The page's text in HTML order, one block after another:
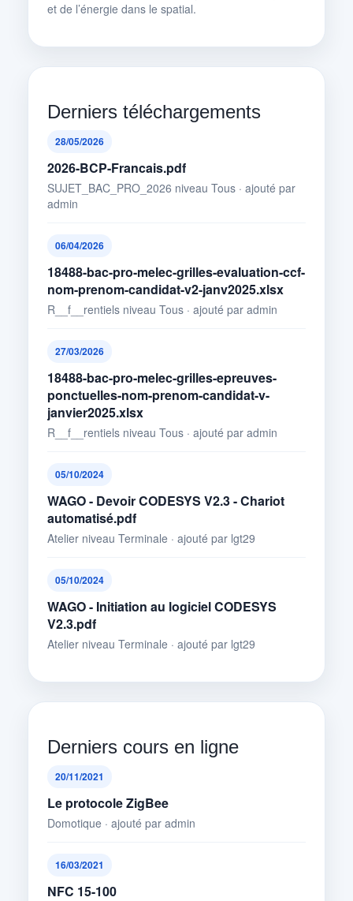
et de l’énergie dans le spatial.
Derniers téléchargements
28/05/2026
2026-BCP-Francais.pdf
SUJET_BAC_PRO_2026 niveau Tous · ajouté par
admin
06/04/2026
18488-bac-pro-melec-grilles-evaluation-ccf-
nom-prenom-candidat-v2-janv2025.xlsx
R__f__rentiels niveau Tous · ajouté par admin
27/03/2026
18488-bac-pro-melec-grilles-epreuves-
ponctuelles-nom-prenom-candidat-v-
janvier2025.xlsx
R__f__rentiels niveau Tous · ajouté par admin
05/10/2024
WAGO - Devoir CODESYS V2.3 - Chariot
automatisé.pdf
Atelier niveau Terminale · ajouté par lgt29
05/10/2024
WAGO - Initiation au logiciel CODESYS
V2.3.pdf
Atelier niveau Terminale · ajouté par lgt29
Derniers cours en ligne
20/11/2021
Le protocole ZigBee
Domotique · ajouté par admin
16/03/2021
NFC 15-100